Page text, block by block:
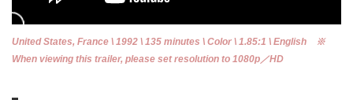
United States, France \ 1992 \ 135 minutes \ Color \ 1.85:1 \ English ※
When viewing this trailer, please set resolution to 1080p／HD